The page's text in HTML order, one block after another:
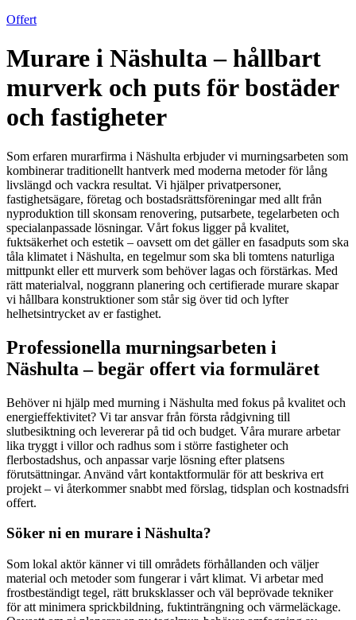
Offert
Murare i Näshulta – hållbart
murverk och puts för bostäder
och fastigheter
Som erfaren murarfirma i Näshulta erbjuder vi murningsarbeten som
kombinerar traditionellt hantverk med moderna metoder för lång
livslängd och vackra resultat. Vi hjälper privatpersoner,
fastighetsägare, företag och bostadsrättsföreningar med allt från
nyproduktion till skonsam renovering, putsarbete, tegelarbeten och
specialanpassade lösningar. Vårt fokus ligger på kvalitet,
fuktsäkerhet och estetik – oavsett om det gäller en fasadputs som ska
tåla klimatet i Näshulta, en tegelmur som ska bli tomtens naturliga
mittpunkt eller ett murverk som behöver lagas och förstärkas. Med
rätt materialval, noggrann planering och certifierade murare skapar
vi hållbara konstruktioner som står sig över tid och lyfter
helhetsintrycket av er fastighet.
Professionella murningsarbeten i
Näshulta – begär offert via formuläret
Behöver ni hjälp med murning i Näshulta med fokus på kvalitet och
energieffektivitet? Vi tar ansvar från första rådgivning till
slutbesiktning och levererar på tid och budget. Våra murare arbetar
lika tryggt i villor och radhus som i större fastigheter och
flerbostadshus, och anpassar varje lösning efter platsens
förutsättningar. Använd vårt kontaktformulär för att beskriva ert
projekt – vi återkommer snabbt med förslag, tidsplan och kostnadsfri
offert.
Söker ni en murare i Näshulta?
Som lokal aktör känner vi till områdets förhållanden och väljer
material och metoder som fungerar i vårt klimat. Vi arbetar med
frostbeständigt tegel, rätt bruksklasser och väl beprövade tekniker
för att minimera sprickbildning, fuktinträngning och värmeläckage.